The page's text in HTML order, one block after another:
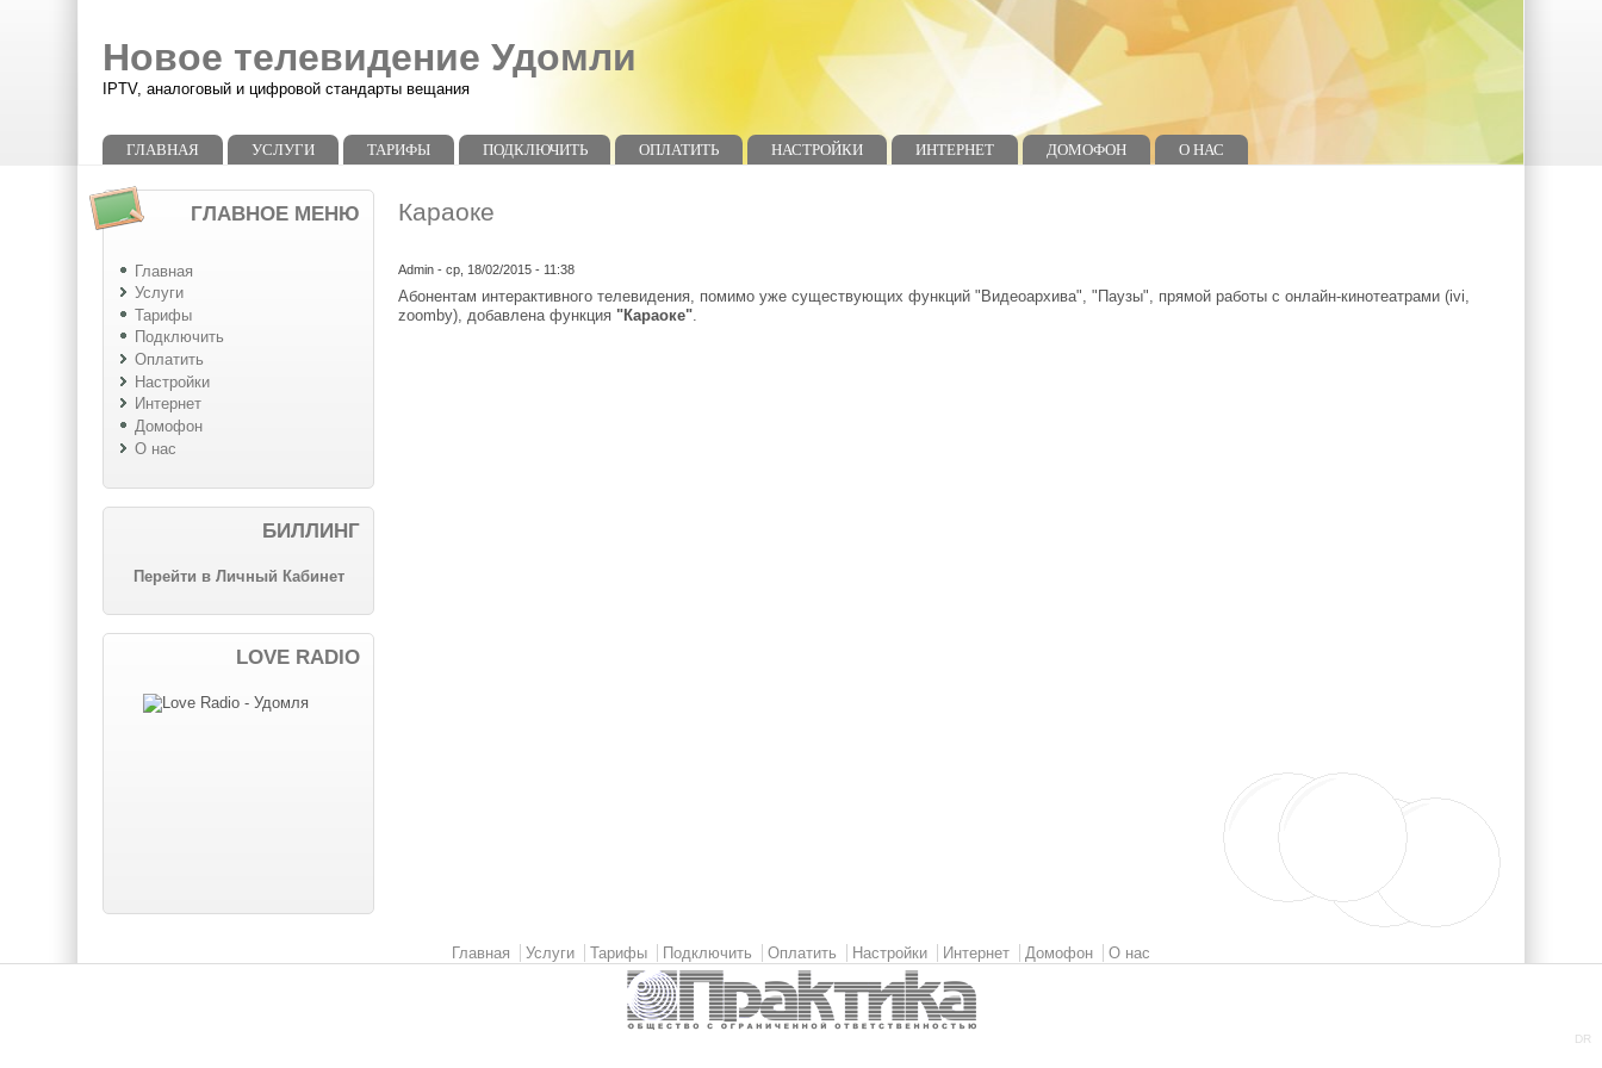
Новое телевидение Удомли
IPTV, аналоговый и цифровой стандарты вещания
Главное меню
ГЛАВНАЯ УСЛУГИ ТАРИФЫ ПОДКЛЮЧИТЬ ОПЛАТИТЬ НАСТРОЙКИ ИНТЕРНЕТ ДОМОФОН О НАС
ГЛАВНОЕ МЕНЮ
Главная
Услуги
Тарифы
Подключить
Оплатить
Настройки
Интернет
Домофон
О нас
БИЛЛИНГ
Перейти в Личный Кабинет
LOVE RADIO
Караоке
Admin - ср, 18/02/2015 - 11:38
Абонентам интерактивного телевидения, помимо уже существующих функций "Видеоархива", "Паузы", прямой работы с онлайн-кинотеатрами (ivi,
zoomby), добавлена функция "Караоке"
Главная Услуги Тарифы Подключить Оплатить Настройки Интернет Домофон О нас
DR